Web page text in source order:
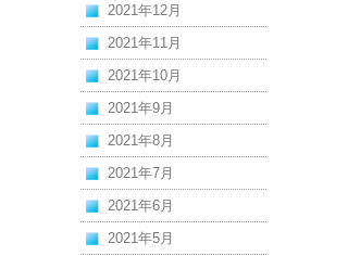
2021年12月
2021年11月
2021年10月
2021年9月
2021年8月
2021年7月
2021年6月
2021年5月